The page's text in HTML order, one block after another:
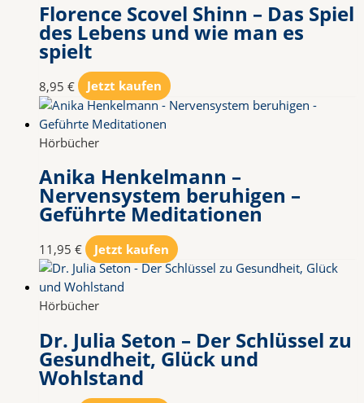
Florence Scovel Shinn – Das Spiel
des Lebens und wie man es
spielt
8,95 € Jetzt kaufen
Hörbücher
Anika Henkelmann –
Nervensystem beruhigen –
Geführte Meditationen
11,95 € Jetzt kaufen
Hörbücher
Dr. Julia Seton – Der Schlüssel zu
Gesundheit, Glück und
Wohlstand